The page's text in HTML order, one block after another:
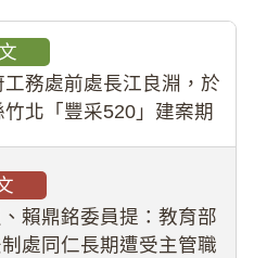
務處前處長江良淵，於
北「豐采520」建案期
元，並長期收受建商餽
共安全，圖利默許建商
賴鼎銘委員提：教育部
處同仁長期遭受主管職